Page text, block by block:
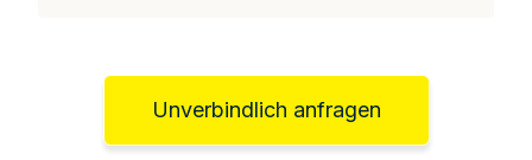
Unverbindlich anfragen